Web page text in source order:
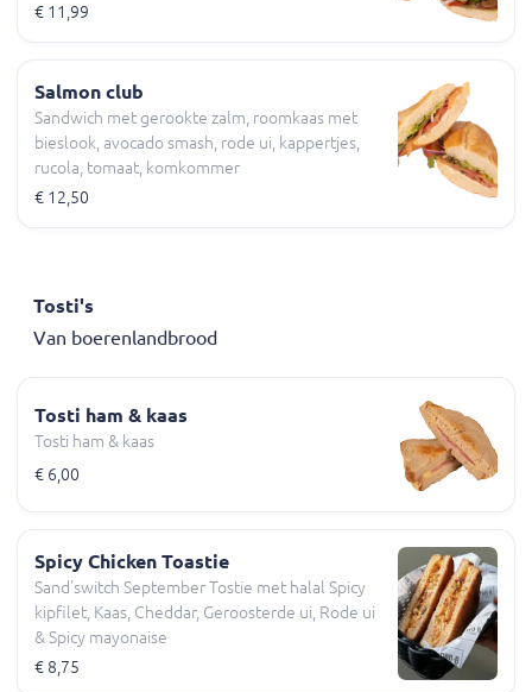
ui
€ 11,99
Salmon club
Sandwich met gerookte zalm, roomkaas met
bieslook, avocado smash, rode ui, kappertjes,
rucola, tomaat, komkommer
€ 12,50
Tosti's
Van boerenlandbrood
Tosti ham & kaas
Tosti ham & kaas
€ 6,00
Spicy Chicken Toastie
Sand'switch September Tostie met halal Spicy
kipfilet, Kaas, Cheddar, Geroosterde ui, Rode ui
& Spicy mayonaise
€ 8,75